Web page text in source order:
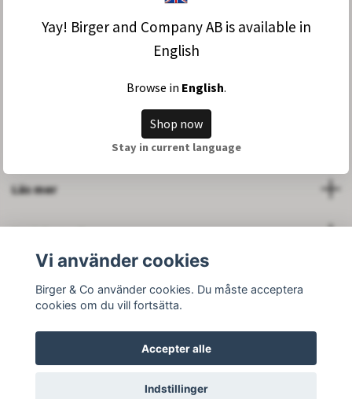
Läs mer
© 2026 Birger and Company AB
Vi använder cookies
Birger & Co använder cookies. Du måste acceptera
cookies om du vill fortsätta.
Accepter alle
Indstillinger
Yay! Birger and Company AB is available in
English
Browse in English.
Shop now
Stay in current language